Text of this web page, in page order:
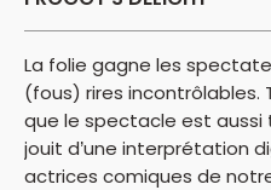
La folie gagne les
(fous) rires
que le spectacle est aussi
jouit d’une interprétation
actrices comiques de